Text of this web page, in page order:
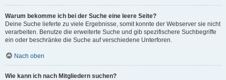
Warum bekomme ich bei der Suche eine leere Seite?
Deine Suche lieferte zu viele Ergebnisse, somit konnte der Webserver sie nicht
verarbeiten. Benutze die erweiterte Suche und gib spezifischere Suchbegriffe
ein oder beschränke die Suche auf verschiedene Unterforen.
Nach oben
Wie kann ich nach Mitgliedern suchen?